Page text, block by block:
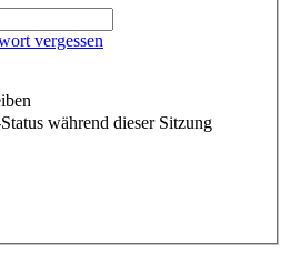
vergessen
während dieser Sitzung